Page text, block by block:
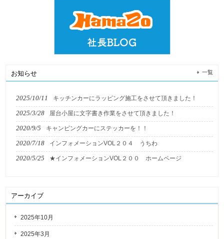
お知らせ 一覧
2025/10/11 キッチンカーにラッピング施工をさせて頂きました！
2025/3/28 屋台小屋に文字書き作業をさせて頂きました！
2020/9/5 キャンピングカーにステッカーを！！
2020/7/18 インフォメーションVOL２０４ うちわ
2020/5/25 ★インフォメーションVOL２００ ホームページ
アーカイブ
2025年10月
2025年3月